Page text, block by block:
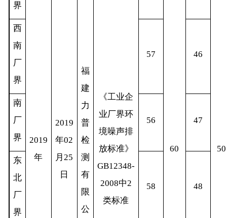
界
2019
年
2019
年02
月25
日
福
建
力
普
检
测
有
限
公
《工业企
业厂界环
境噪声排
放标准》
GB12348-
2008中2
类标准
60 50
西
南
厂
界
57 46
南
厂
界
56 47
东
北
厂
界
58 48